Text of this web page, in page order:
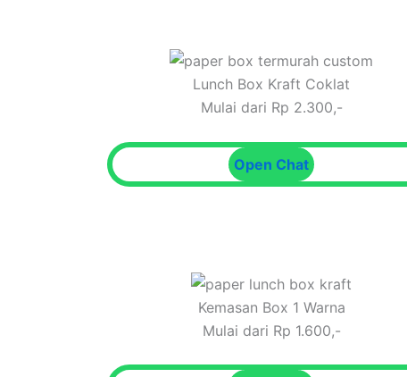
Lunch Box Kraft Coklat
Mulai dari Rp 2.300,-
Open Chat
Kemasan Box 1 Warna
Mulai dari Rp 1.600,-